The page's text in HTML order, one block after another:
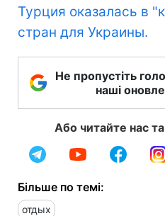
Турция оказалась в
стран для Украины.
Не пропустіть
наші
Або читайте нас
Більше по темі:
отдых